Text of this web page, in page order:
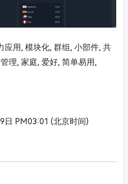
应用, 模块化, 群组, 小部件, 共
理, 家庭, 爱好, 简单易用,
日 PM03:01 (北京时间)